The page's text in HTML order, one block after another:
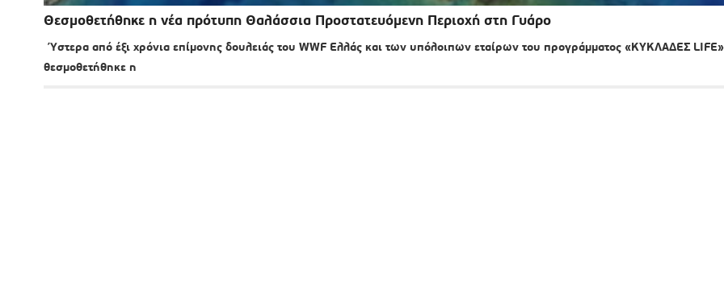
Θεσμοθετήθηκε η νέα πρότυπη Θαλάσσια Προστατευόμενη Περιοχή στη Γυάρο
Ύστερα από έξι χρόνια επίμονης δουλειάς του WWF Ελλάς και των υπόλοιπων εταίρων του προγράμματος «ΚΥΚΛΑΔΕΣ
θεσμοθετήθηκε η